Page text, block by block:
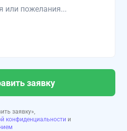
заявку
заявку»,
конфиденциальности и